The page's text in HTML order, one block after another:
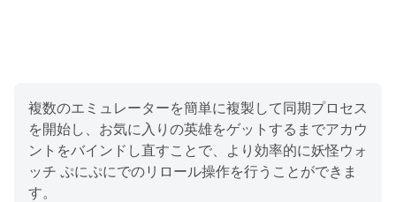
複数のエミュレーターを簡単に複製して同期プロセス
を開始し、お気に入りの英雄をゲットするまでアカウ
ントをバインドし直すことで、より効率的に妖怪ウォ
ッチ ぷにぷにでのリロール操作を行うことができま
す。